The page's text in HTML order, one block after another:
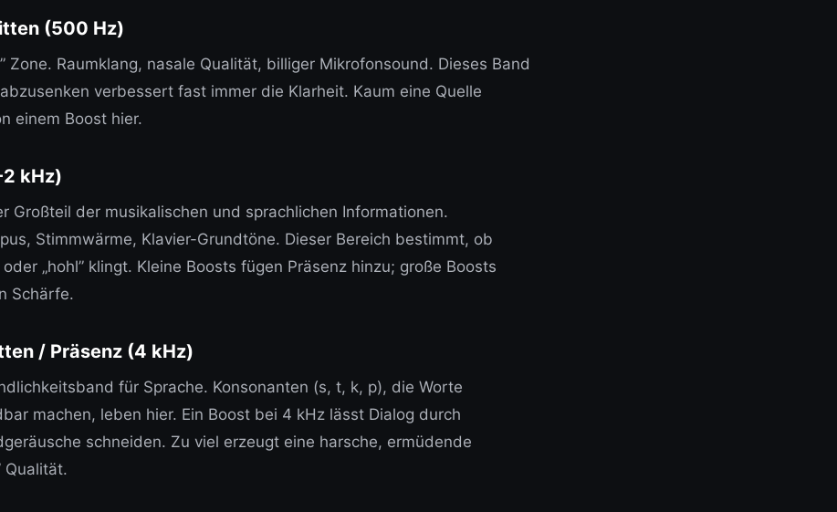
(500 Hz)
Zone. Raumklang, nasale Qualität, billiger Mikrofonsound. Dieses Band
verbessert fast immer die Klarheit. Kaum eine Quelle
einem Boost hier.
kHz)
Großteil der musikalischen und sprachlichen Informationen.
Stimmwärme, Klavier-Grundtöne. Dieser Bereich bestimmt, ob
oder „hohl” klingt. Kleine Boosts fügen Präsenz hinzu; große Boosts
Schärfe.
/ Präsenz (4 kHz)
für Sprache. Konsonanten (s, t, k, p), die Worte
machen, leben hier. Ein Boost bei 4 kHz lässt Dialog durch
schneiden. Zu viel erzeugt eine harsche, ermüdende
Qualität.